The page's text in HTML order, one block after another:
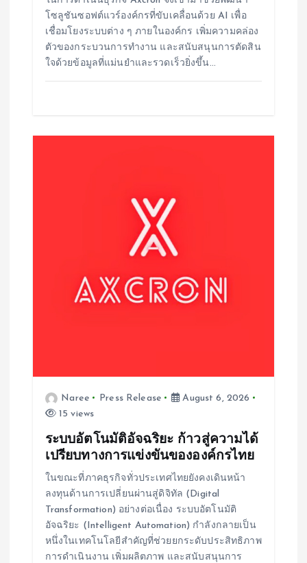
โซลูชันซอฟต์แวร์องค์กรที่ขับเคลื่อนด้วย AI เพื่อ
เชื่อมโยงระบบต่าง ๆ ภายในองค์กร เพิ่มความคล่อง
ตัวของกระบวนการทำงาน และสนับสนุนการตัดสิน
ใจด้วยข้อมูลที่แม่นยำและรวดเร็วยิ่งขึ้น…
Naree Press Release
August 6, 2026
15 views
ระบบอัตโนมัติอัจฉริยะ ก้าวสู่ความได้
เปรียบทางการแข่งขันขององค์กรไทย
ในขณะที่ภาคธุรกิจทั่วประเทศไทยยังคงเดินหน้า
ลงทุนด้านการเปลี่ยนผ่านสู่ดิจิทัล (Digital
Transformation) อย่างต่อเนื่อง ระบบอัตโนมัติ
อัจฉริยะ (Intelligent Automation) กำลังกลายเป็น
หนึ่งในเทคโนโลยีสำคัญที่ช่วยยกระดับประสิทธิภาพ
การดำเนินงาน เพิ่มผลิตภาพ และสนับสนุนการ